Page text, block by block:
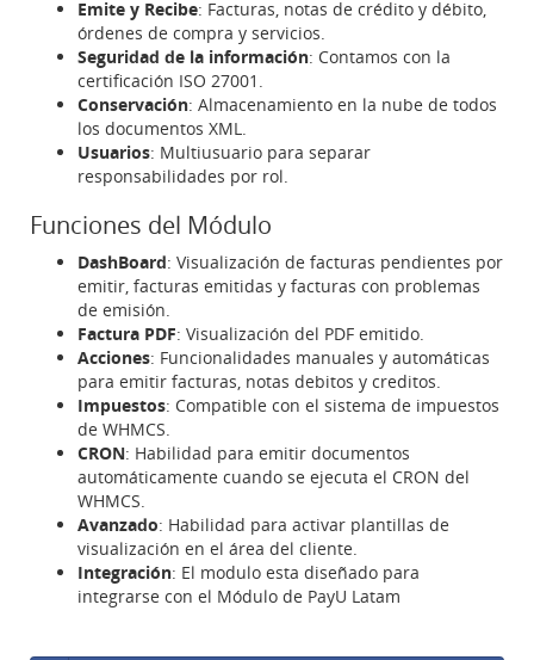
Emite y Recibe: Facturas, notas de crédito y débito,
órdenes de compra y servicios.
Seguridad de la información: Contamos con la
certificación ISO 27001.
Conservación: Almacenamiento en la nube de todos
los documentos XML.
Usuarios: Multiusuario para separar
responsabilidades por rol.
Funciones del Módulo
DashBoard: Visualización de facturas pendientes por
emitir, facturas emitidas y facturas con problemas
de emisión.
Factura PDF: Visualización del PDF emitido.
Acciones: Funcionalidades manuales y automáticas
para emitir facturas, notas debitos y creditos.
Impuestos: Compatible con el sistema de impuestos
de WHMCS.
CRON: Habilidad para emitir documentos
automáticamente cuando se ejecuta el CRON del
WHMCS.
Avanzado: Habilidad para activar plantillas de
visualización en el área del cliente.
Integración: El modulo esta diseñado para
integrarse con el Módulo de PayU Latam